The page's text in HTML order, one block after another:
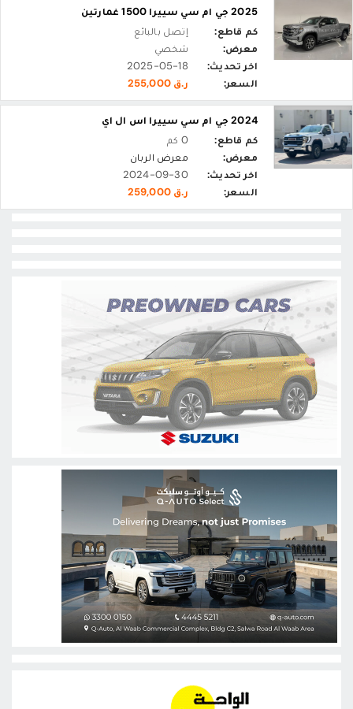
2025 جي ام سي سييرا 1500 غمارتين
كم قاطع:
إتصل بالبائع
معرض:
شخصي
اخر تحديث:
2025-05-18
السعر:
ر.ق 255,000
2024 جي ام سي سييرا اس ال اي
كم قاطع:
0 كم
معرض:
معرض الربان
اخر تحديث:
2024-09-30
السعر:
ر.ق 259,000